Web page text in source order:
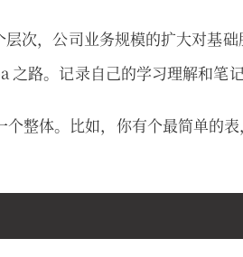
次，公司业务规模的扩大对基
路。记录自己的学习理解和笔记
整体。比如，你有个最简单的